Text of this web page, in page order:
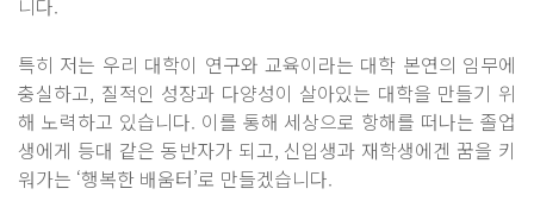
니다.
특히 저는 우리 대학이 연구와 교육이라는 대학 본연의 임무에
충실하고, 질적인 성장과 다양성이 살아있는 대학을 만들기 위
해 노력하고 있습니다. 이를 통해 세상으로 항해를 떠나는 졸업
생에게 등대 같은 동반자가 되고, 신입생과 재학생에겐 꿈을 키
워가는 ‘행복한 배움터’로 만들겠습니다.